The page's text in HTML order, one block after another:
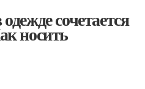
сочетается
носить